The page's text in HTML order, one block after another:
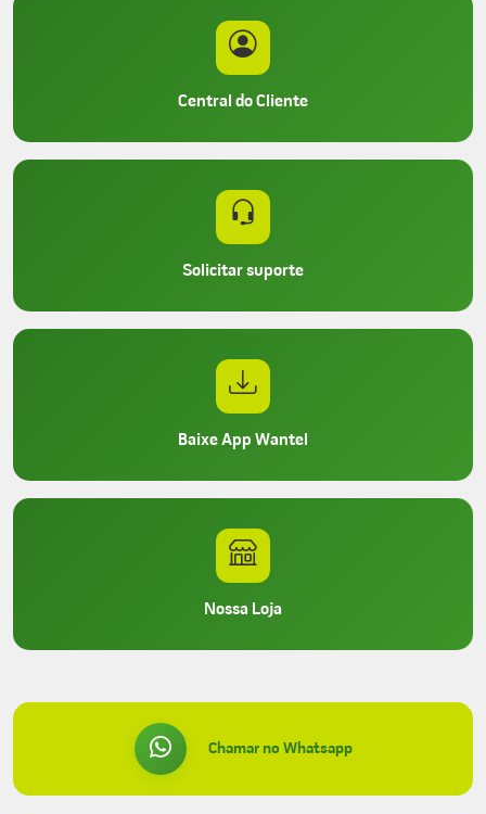
Central do Cliente
Solicitar suporte
Baixe App Wantel
Nossa Loja
Chamar no Whatsapp